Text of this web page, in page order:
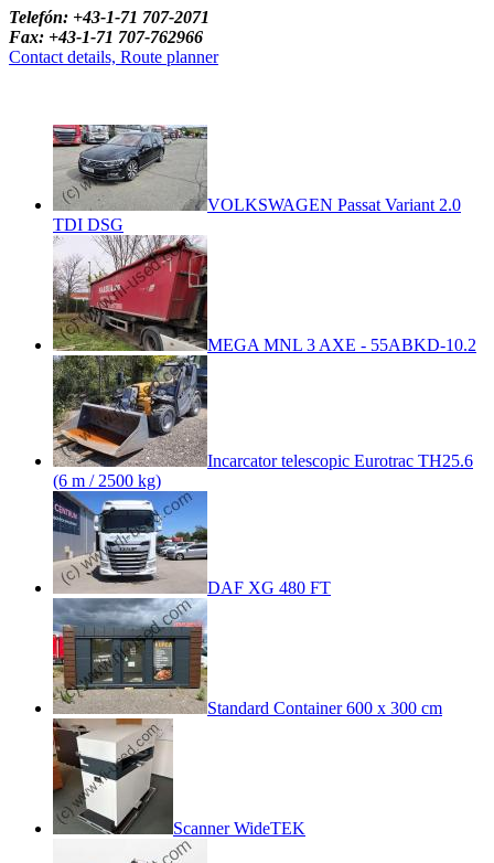
Telefón: +43-1-71 707-2071
Fax: +43-1-71 707-762966
Contact details, Route planner
VOLKSWAGEN Passat Variant 2.0
TDI DSG
MEGA MNL 3 AXE - 55ABKD-10.2
Incarcator telescopic Eurotrac TH25.6
(6 m / 2500 kg)
DAF XG 480 FT
Standard Container 600 x 300 cm
Scanner WideTEK